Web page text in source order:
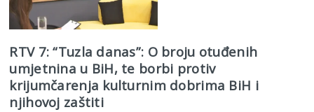
RTV 7: “Tuzla danas”: O broju otuđenih
umjetnina u BiH, te borbi protiv
krijumčarenja kulturnim dobrima BiH i
njihovoj zaštiti